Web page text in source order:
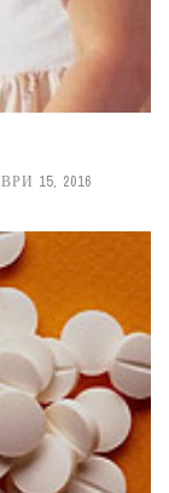
15, 2016